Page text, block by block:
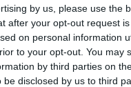
by us, please use the
after your opt-out request
on personal information
to your opt-out. You may
by third parties on
disclosed by us to third
Leicht
Fitness
Leicht